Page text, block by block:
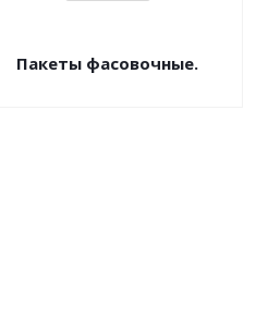
Пакеты фасовочные.